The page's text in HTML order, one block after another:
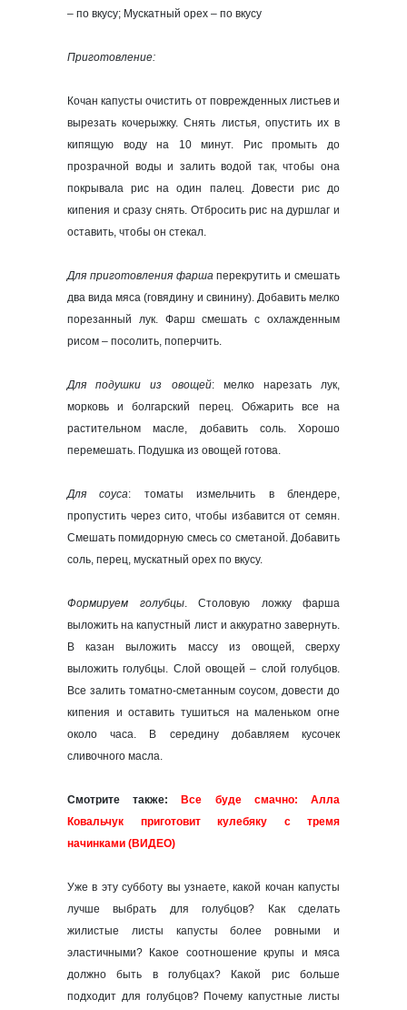
– по вкусу; Мускатный орех – по вкусу
Приготовление:
Кочан капусты очистить от поврежденных листьев и
вырезать кочерыжку. Снять листья, опустить их в
кипящую воду на 10 минут. Рис промыть до
прозрачной воды и залить водой так, чтобы она
покрывала рис на один палец. Довести рис до
кипения и сразу снять. Отбросить рис на дуршлаг и
оставить, чтобы он стекал.
Для приготовления фаршаперекрутить и смешать
два вида мяса (говядину и свинину). Добавить мелко
порезанный лук. Фарш смешать с охлажденным
рисом – посолить, поперчить.
Для подушки из овощей: мелко нарезать лук,
морковь и болгарский перец. Обжарить все на
растительном масле, добавить соль. Хорошо
перемешать. Подушка из овощей готова.
Для соуса: томаты измельчить в блендере,
пропустить через сито, чтобы избавится от семян.
Смешать помидорную смесь со сметаной. Добавить
соль, перец, мускатный орех по вкусу.
Формируем голубцы. Столовую ложку фарша
выложить на капустный лист и аккуратно завернуть.
В казан выложить массу из овощей, сверху
выложить голубцы. Слой овощей – слой голубцов.
Все залить томатно-сметанным соусом, довести до
кипения и оставить тушиться на маленьком огне
около часа. В середину добавляем кусочек
сливочного масла.
Смотрите также:
Все буде смачно: Алла
Ковальчук приготовит кулебяку с тремя
начинками (ВИДЕО)
Уже в эту субботу вы узнаете, какой кочан капусты
лучше выбрать для голубцов? Как сделать
жилистые листы капусты более ровными и
эластичными? Какое соотношение крупы и мяса
должно быть в голубцах? Какой рис больше
подходит для голубцов? Почему капустные листы